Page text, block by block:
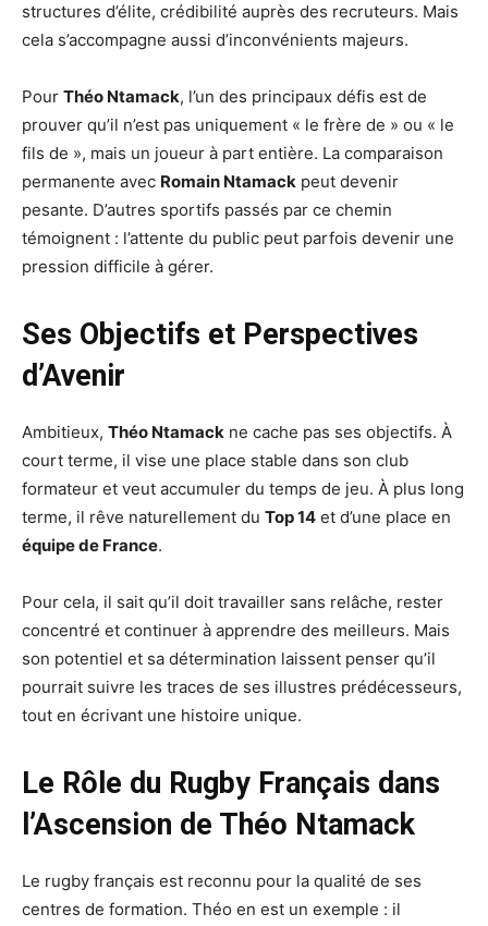
structures d’élite, crédibilité auprès des recruteurs. Mais
cela s’accompagne aussi d’inconvénients majeurs.
Pour Théo Ntamack, l’un des principaux défis est de
prouver qu’il n’est pas uniquement « le frère de » ou « le
fils de », mais un joueur à part entière. La comparaison
permanente avec Romain Ntamack peut devenir
pesante. D’autres sportifs passés par ce chemin
témoignent : l’attente du public peut parfois devenir une
pression difficile à gérer.
Ses Objectifs et Perspectives
d’Avenir
Ambitieux, Théo Ntamack ne cache pas ses objectifs. À
court terme, il vise une place stable dans son club
formateur et veut accumuler du temps de jeu. À plus long
terme, il rêve naturellement du Top 14 et d’une place en
équipe de France.
Pour cela, il sait qu’il doit travailler sans relâche, rester
concentré et continuer à apprendre des meilleurs. Mais
son potentiel et sa détermination laissent penser qu’il
pourrait suivre les traces de ses illustres prédécesseurs,
tout en écrivant une histoire unique.
Le Rôle du Rugby Français dans
l’Ascension de Théo Ntamack
Le rugby français est reconnu pour la qualité de ses
centres de formation. Théo en est un exemple : il